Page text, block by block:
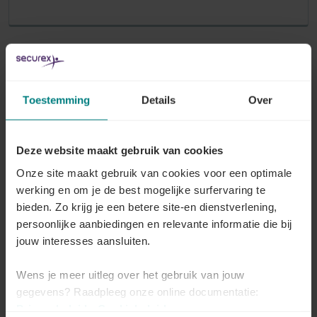
Toestemming Details Over
Deze website maakt gebruik van cookies
Onze site maakt gebruik van cookies voor een optimale
werking en om je de best mogelijke surfervaring te
bieden. Zo krijg je een betere site-en dienstverlening,
persoonlijke aanbiedingen en relevante informatie die bij
jouw interesses aansluiten.
Wens je meer uitleg over het gebruik van jouw
gegevens? Raadpleeg onze online documentatie:
Onderzoekers tewerkgesteld voor
Lees meer
Onderzoekers tewerkgesteld door erkende
wetenschappelijke instellingen
Lees meer